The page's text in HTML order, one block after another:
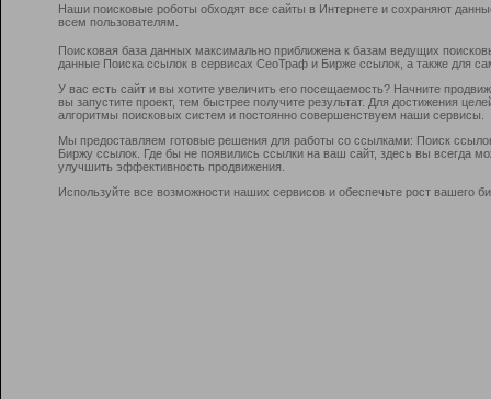
Наши поисковые роботы обходят все сайты в Интернете и сохраняют
всем пользователям.
Поисковая база данных максимально приближена к базам ведущих
данные Поиска ссылок в сервисах СеоТраф и Бирже ссылок, а также для
У вас есть сайт и вы хотите увеличить его посещаемость? Начните
вы запустите проект, тем быстрее получите результат. Для достижения
алгоритмы поисковых систем и постоянно совершенствуем наши сервисы.
Мы предоставляем готовые решения для работы со ссылками: Поиск
Биржу ссылок. Где бы не появились ссылки на ваш сайт, здесь вы всегда
улучшить эффективность продвижения.
Используйте все возможности наших сервисов и обеспечьте рост вашего